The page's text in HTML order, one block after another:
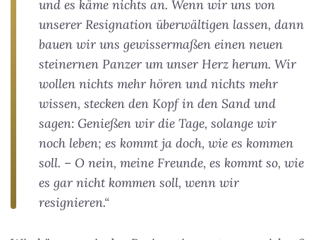
und es käme nichts an. Wenn wir uns von
unserer Resignation überwältigen lassen, dann
bauen wir uns gewissermaßen einen neuen
steinernen Panzer um unser Herz herum. Wir
wollen nichts mehr hören und nichts mehr
wissen, stecken den Kopf in den Sand und
sagen: Genießen wir die Tage, solange wir
noch leben; es kommt ja doch, wie es kommen
soll. – O nein, meine Freunde, es kommt so, wie
es gar nicht kommen soll, wenn wir
resignieren.“